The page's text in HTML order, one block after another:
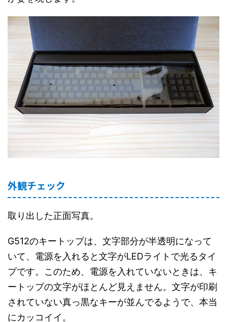
外観チェック
取り出した正面写真。
G512のキートップは、文字部分が半透明になって
いて、電源を入れると文字がLEDライトで光るタイ
プです。このため、電源を入れていないときは、キ
ートップの文字がほとんど見えません。文字が印刷
されていない真っ黒なキーが並んでるようで、本当
にカッコイイ。